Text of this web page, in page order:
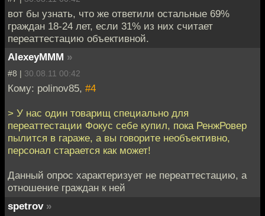
вот бы узнать, что же ответили остальные 69%
граждан 18-24 лет, если 31% из них считает
переаттестацию объективной.
AlexeyMMM »
#8 | 30.08.11 00:42
Кому: polinov85, #4
> У нас один товарищ специально для
переаттестации Фокус себе купил, пока РенжРовер
пылится в гараже, а вы говорите необъективно,
персонал старается как может!
Данный опрос характеризует не переаттестацию, а
отношение граждан к ней
spetrov »